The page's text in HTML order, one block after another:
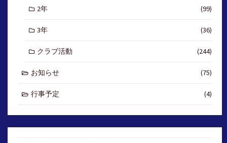
2年 (99)
3年 (36)
クラブ活動 (244)
お知らせ (75)
行事予定 (4)